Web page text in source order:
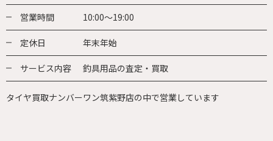
営業時間 10:00～19:00
定休日 年末年始
サービス内容 釣具用品の査定・買取
タイヤ買取ナンバーワン筑紫野店の中で営業しています